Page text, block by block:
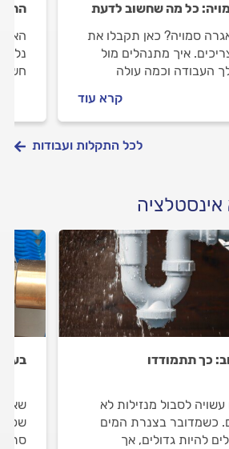
כל מה שחשוב לדעת
סמויה? כאן תקבלו את
איך מתנהלים מול
העבודה וכמה עולה
קרא עוד
לכל התקלות ועבודות
אינסטלציה
כך תתמודדו
לסבול מנזילות לא
כשמדובר בצנרת המים
להיות גדולים, אך